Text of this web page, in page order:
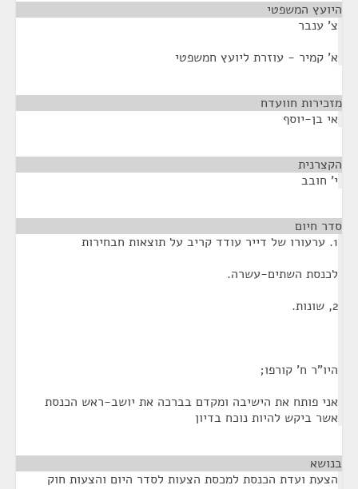
היועץ המשפטי
צ' ענבר
א' קמיר - עוזרת ליועץ חמשפטי
מזכירות חוועדח
אי בן-יוסף
הקצרנית
י' חובב
סדר חיום
1. ערעורו של דייר עודד קריב על תוצאות חבחירות
לכנסת השתים-עשרה.
2, שונות.
היו"ר ח' קורפו;
אני פותח את הישיבה ומקדם בברכה את יושב-ראש הכנסת
אשר ביקש להיות נוכח בדיון
בנושא
הצעת ועדת הכנסת למכסת הצעות לסדר היום והצעות חוק